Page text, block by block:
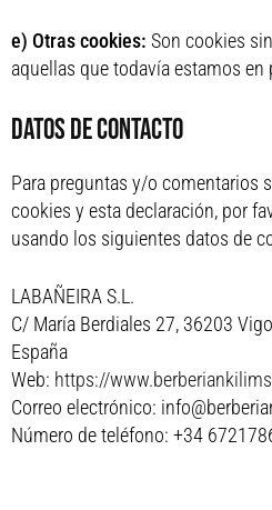
e) Otras cookies: Son cookies
aquellas que todavía estamos en
Datos de contacto
Para preguntas y/o comentarios
cookies y esta declaración, por
usando los siguientes datos de
LABAÑEIRA S.L.
C/ María Berdiales 27, 36203
España
Web: https://
Correo electrónico:
Número de teléfono: +34